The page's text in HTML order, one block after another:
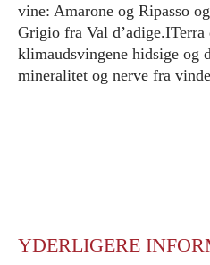
vine: Amarone og Ripasso
Grigio fra Val
klimaudsvingene hidsige og
mineralitet og nerve fra
YDERLIGERE